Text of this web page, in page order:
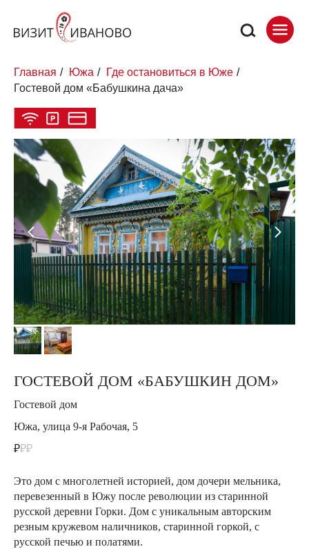
Главная / Южа / Где остановиться в Юже /
Гостевой дом «Бабушкина дача»
ГОСТЕВОЙ ДОМ «БАБУШКИН ДОМ»
Гостевой дом
Южа, улица 9-я Рабочая, 5
₽₽₽
Это дом с многолетней историей, дом дочери мельника,
перевезенный в Южу после революции из старинной
русской деревни Горки. Дом с уникальным авторским
резным кружевом наличников, старинной горкой, с
русской печью и полатями.